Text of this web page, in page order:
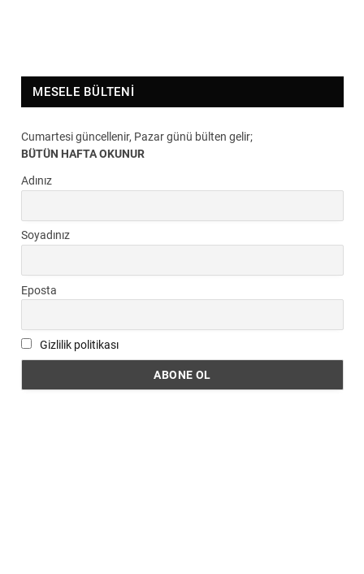
MESELE BÜLTENI
Cumartesi güncellenir, Pazar günü bülten gelir;
BÜTÜN HAFTA OKUNUR
Adınız
Soyadınız
Eposta
Gizlilik politikası